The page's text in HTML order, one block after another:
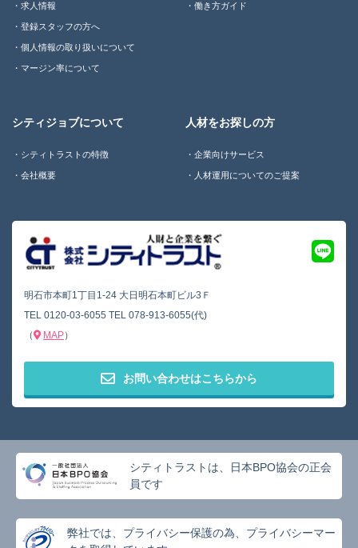
明石市本町1丁目1-24 大日明石本町ビル3Ｆ
TEL 0120-03-6055 TEL 078-913-6055(代)
（
MAP）
お問い合わせはこちらから
求人情報
登録スタッフの方へ
個人情報の取り扱いについて
マージン率について
働き方ガイド
シティジョブについて
シティトラストの特徴
会社概要
人材をお探しの方
企業向けサービス
人材運用についてのご提案
シティトラストは、日本BPO協会の正会
員です
弊社では、プライバシー保護の為、プライバシーマー